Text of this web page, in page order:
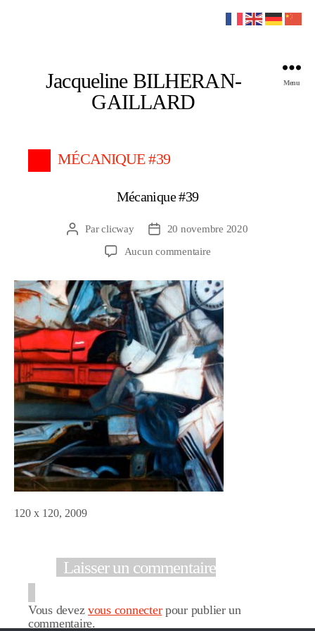
Jacqueline BILHERAN-
GAILLARD
Menu
MÉCANIQUE #39
Mécanique #39
Auteur
Parclicway
Date20 novembre 2020
Aucun commentairesur
#39
120 x 120, 2009
Laisser un commentaire
Vous devezvous connecterpour publier un
commentaire.